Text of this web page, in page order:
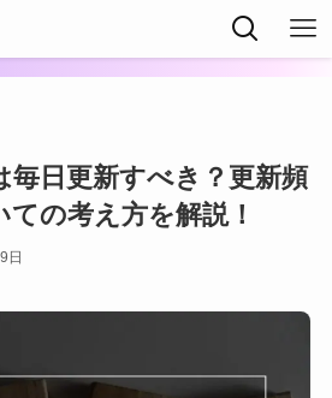
毎日更新すべき？更新頻
ての考え方を解説！
日